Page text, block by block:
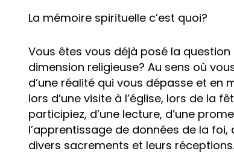
La mémoire spirituelle c’est quoi?
Vous êtes vous déjà posé la
dimension religieuse? Au sens où
d’une réalité qui vous dépasse et
lors d’une visite à l’église, lors de la
participiez, d’une lecture, d’une
l’apprentissage de données de la
divers sacrements et leurs